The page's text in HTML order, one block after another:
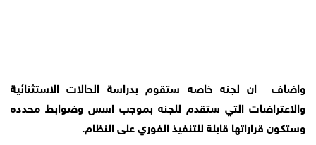
واضاف ان لجنه خاصه ستقوم بدراسة الحالات الاستثنائية
والاعتراضات التي ستقدم للجنه بموجب اسس وضوابط محدده
وستكون قراراتها قابلة للتنفيذ الفوري على النظام.